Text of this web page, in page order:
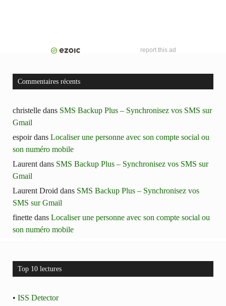
report this ad
Commentaires récents
christelle dans SMS Backup Plus – Synchronisez vos SMS sur
Gmail
espoirdans Localiser une personne avec son compte social ou
son numéro mobile
Laurent dans SMS Backup Plus – Synchronisez vos SMS sur
Gmail
Laurent Droid dans SMS Backup Plus – Synchronisez vos
SMS sur Gmail
finette dans Localiser une personne avec son compte social ou
son numéro mobile
Top 10 lectures
• ISS Detector